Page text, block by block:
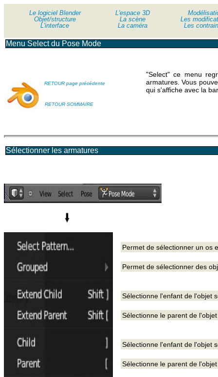
Le logiciel Blender
Objet/structure
L'interface
Le logiciel Blender
Objet/structure
L'interface
L'espace 3D
La scène
La caméra
Les
Les
Menu Select du Pose Mode
"Select" ce menu
armatures. Vous
qui s'affiche avec la
RETOUR page précédente
RETOUR SOMMAIRE
Sélectionne l'enfant de l'objet
Sélectionne le parent de
Sélectionne l'enfant de l'objet
Sélectionne le parent de
Permet de sélectionner un os
Permet de sélectionner des
Sélectionner les armatures